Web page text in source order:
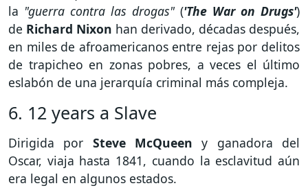
la "guerra contra las drogas"('The War on Drugs')
de Richard Nixon han derivado, décadas después,
en miles de afroamericanos entre rejas por delitos
de trapicheo en zonas pobres, a veces el último
eslabón de una jerarquía criminal más compleja.
6. 12 years a Slave
Dirigida por Steve McQueeny ganadora del
Oscar, viaja hasta 1841, cuando la esclavitud aún
era legal en algunos estados.